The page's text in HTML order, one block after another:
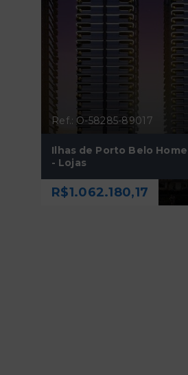
Ref.: O-58285-89017
Ilhas de Porto Belo
- Lojas
R$1.062.180,17